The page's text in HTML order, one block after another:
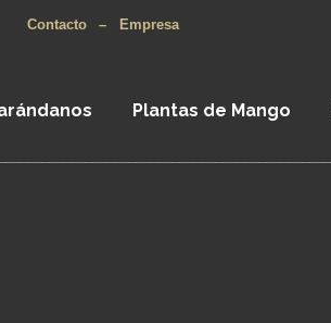
Contacto – Empresa
Plantas de Mango